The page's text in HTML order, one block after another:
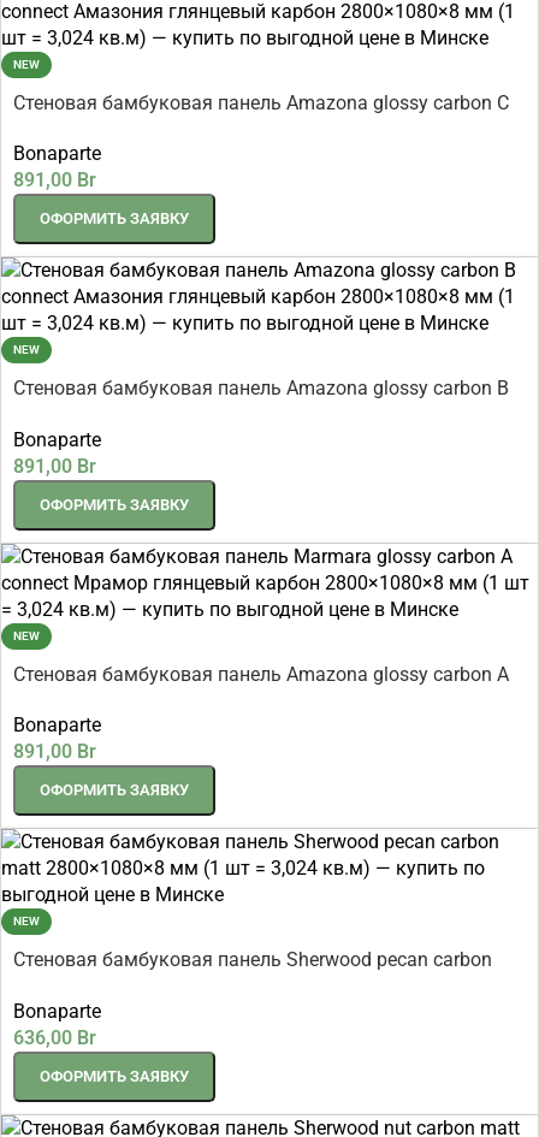
NEW
Стеновая бамбуковая панель Amazona glossy carbon C
(1 шт = 3,024 кв.м)
Bonaparte
891,00 Br
ОФОРМИТЬ ЗАЯВКУ
NEW
Стеновая бамбуковая панель Amazona glossy carbon B
(1 шт = 3,024 кв.м)
Bonaparte
891,00 Br
ОФОРМИТЬ ЗАЯВКУ
NEW
Стеновая бамбуковая панель Amazona glossy carbon A
(1 шт = 3,024 кв.м)
Bonaparte
891,00 Br
ОФОРМИТЬ ЗАЯВКУ
NEW
Стеновая бамбуковая панель Sherwood pecan carbon
Bonaparte
636,00 Br
ОФОРМИТЬ ЗАЯВКУ